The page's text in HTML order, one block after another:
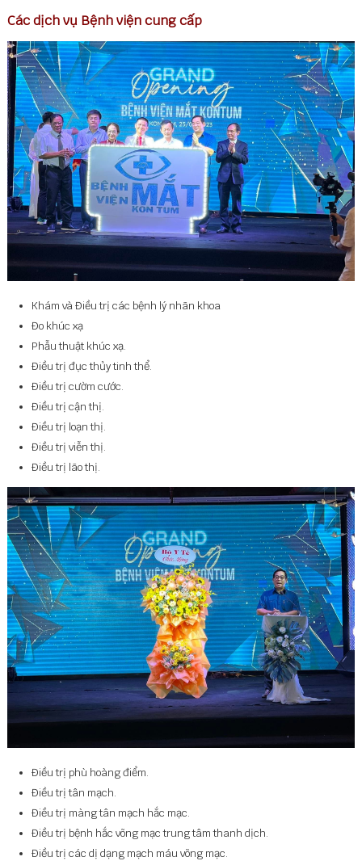
Các dịch vụ Bệnh viện cung cấp
Khám và Điều trị các bệnh lý nhãn khoa
Đo khúc xạ
Phẫu thuật khúc xạ.
Điều trị đục thủy tinh thể.
Điều trị cườm cước.
Điều trị cận thị.
Điều trị loạn thị.
Điều trị viễn thị.
Điều trị lão thị.
Điều trị phù hoàng điểm.
Điều trị tân mạch.
Điều trị màng tân mạch hắc mạc.
Điều trị bệnh hắc võng mạc trung tâm thanh dịch.
Điều trị các dị dạng mạch máu võng mạc.